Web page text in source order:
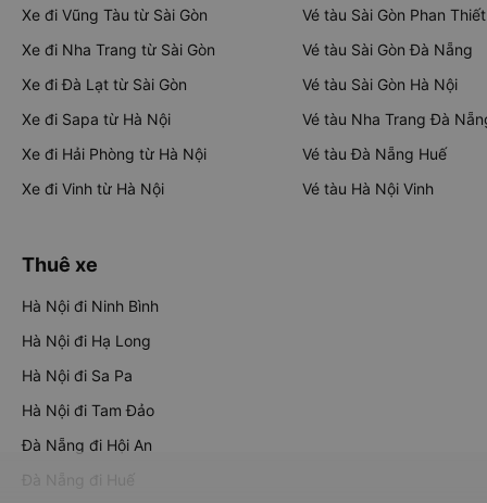
Xe đi Vũng Tàu từ Sài Gòn
Xe đi Nha Trang từ Sài Gòn
Xe đi Đà Lạt từ Sài Gòn
Xe đi Sapa từ Hà Nội
Xe đi Hải Phòng từ Hà Nội
Xe đi Vinh từ Hà Nội
Vé tàu Sài Gòn Phan Thiết
Vé tàu Sài Gòn Đà Nẵng
Vé tàu Sài Gòn Hà Nội
Vé tàu Nha Trang Đà
Vé tàu Đà Nẵng Huế
Vé tàu Hà Nội Vinh
Thuê xe
Hà Nội đi Ninh Bình
Hà Nội đi Hạ Long
Hà Nội đi Sa Pa
Hà Nội đi Tam Đảo
Đà Nẵng đi Hội An
Đà Nẵng đi Huế